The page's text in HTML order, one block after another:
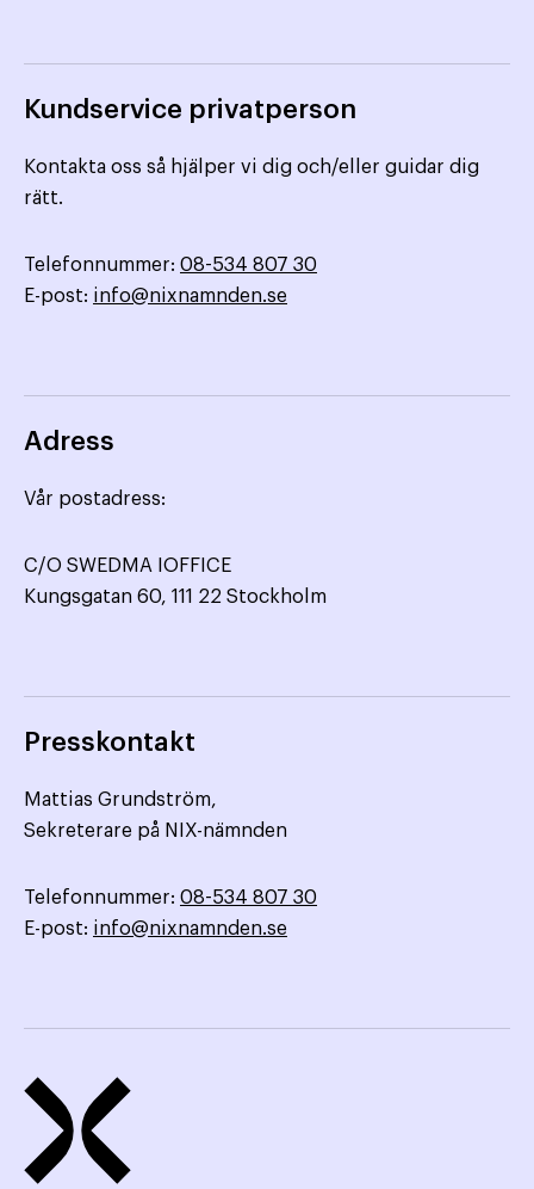
Kundservice privatperson
Kontakta oss så hjälper vi dig och/eller guidar dig
rätt.
Telefonnummer: 08-534 807 30
E-post: info@nixnamnden.se
Adress
Vår postadress:
C/O SWEDMA IOFFICE
Kungsgatan 60, 111 22 Stockholm
Presskontakt
Mattias Grundström,
Sekreterare på NIX-nämnden
Telefonnummer: 08-534 807 30
E-post: info@nixnamnden.se